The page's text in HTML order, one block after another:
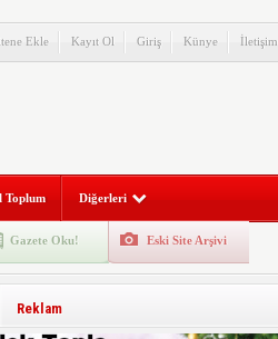
Ekle Kayıt Ol Giriş Künye İletişim
Toplum Diğerleri
Gazete Oku! Eski Site Arşivi
Reklam